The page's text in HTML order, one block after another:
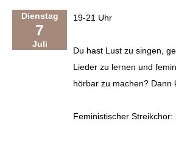
Dienstag
7
Juli
19-21 Uhr
Du hast Lust zu singen,
Lieder zu lernen und
hörbar zu machen? Dann
Feministischer Streikchor: